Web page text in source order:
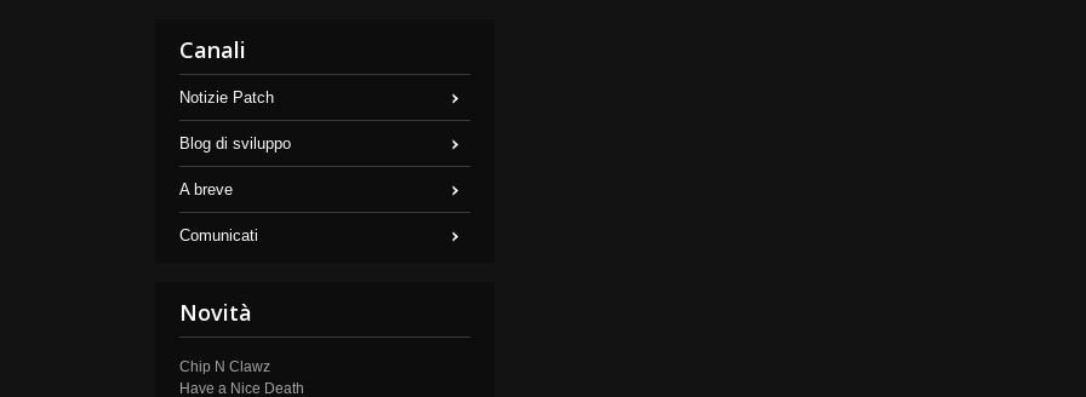
Canali
Notizie Patch
Blog di sviluppo
A breve
Comunicati
Novità
Chip N Clawz
Have a Nice Death